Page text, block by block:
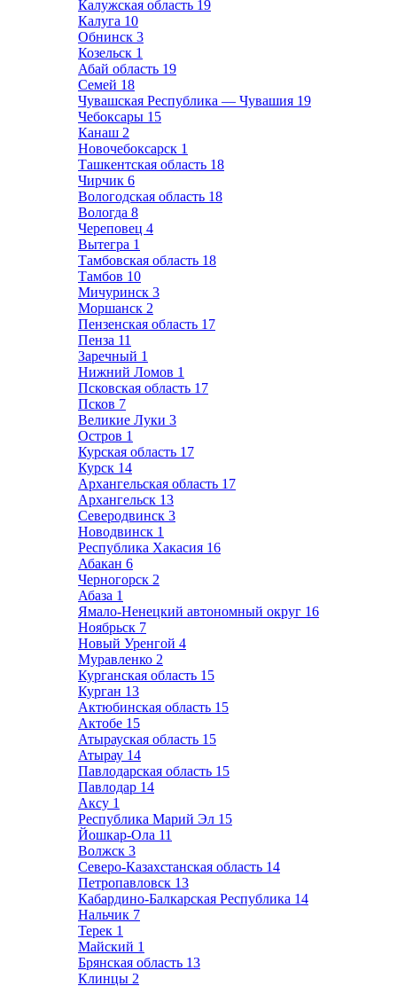
Калужская область 19
Калуга 10
Обнинск 3
Козельск 1
Абай область 19
Семей 18
Чувашская Республика — Чувашия 19
Чебоксары 15
Канаш 2
Новочебоксарск 1
Ташкентская область 18
Чирчик 6
Вологодская область 18
Вологда 8
Череповец 4
Вытегра 1
Тамбовская область 18
Тамбов 10
Мичуринск 3
Моршанск 2
Пензенская область 17
Пенза 11
Заречный 1
Нижний Ломов 1
Псковская область 17
Псков 7
Великие Луки 3
Остров 1
Курская область 17
Курск 14
Архангельская область 17
Архангельск 13
Северодвинск 3
Новодвинск 1
Республика Хакасия 16
Абакан 6
Черногорск 2
Абаза 1
Ямало-Ненецкий автономный округ 16
Ноябрьск 7
Новый Уренгой 4
Муравленко 2
Курганская область 15
Курган 13
Актюбинская область 15
Актобе 15
Атырауская область 15
Атырау 14
Павлодарская область 15
Павлодар 14
Аксу 1
Республика Марий Эл 15
Йошкар-Ола 11
Волжск 3
Северо-Казахстанская область 14
Петропавловск 13
Кабардино-Балкарская Республика 14
Нальчик 7
Терек 1
Майский 1
Брянская область 13
Клинцы 2